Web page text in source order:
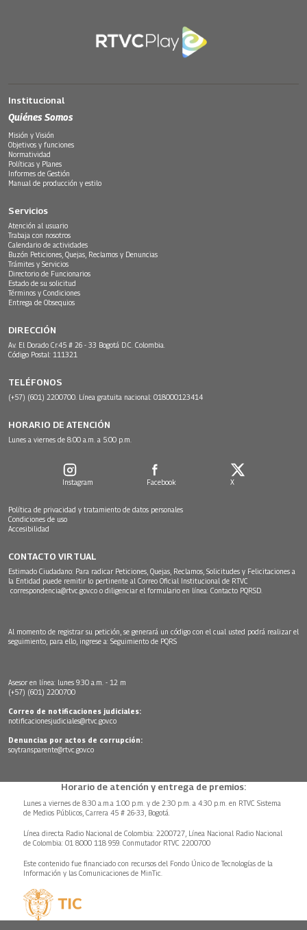
Institucional
Quiénes Somos
Misión y Visión
Objetivos y funciones
Normatividad
Políticas y Planes
Informes de Gestión
Manual de producción y estilo
Servicios
Atención al usuario
Trabaja con nosotros
Calendario de actividades
Buzón Peticiones, Quejas, Reclamos y Denuncias
Trámites y Servicios
Directorio de Funcionarios
Estado de su solicitud
Términos y Condiciones
Entrega de Obsequios
DIRECCIÓN
Av. El Dorado Cr.45 # 26 - 33 Bogotá D.C. Colombia.
Código Postal: 111321
TELÉFONOS
(+57) (601) 2200700. Línea gratuita nacional: 018000123414
HORARIO DE ATENCIÓN
Lunes a viernes de 8:00 a.m. a 5:00 p.m.
Instagram Facebook X
Política de privacidad y tratamiento de datos personales
Condiciones de uso
Accesibilidad
CONTACTO VIRTUAL
Estimado Ciudadano: Para radicar Peticiones, Quejas, Reclamos, Solicitudes y Felicitaciones a
la Entidad puede remitir lo pertinente al Correo Oficial Institucional de RTVC
correspondencia@rtvc.gov.co o diligenciar el formulario en línea: Contacto PQRSD.
Al momento de registrar su petición, se generará un código con el cual usted podrá realizar el
seguimiento, para ello, ingrese a: Seguimiento de PQRS
Asesor en línea: lunes 9:30 a.m. - 12 m
(+57) (601) 2200700
Correo de notificaciones judiciales:
notificacionesjudiciales@rtvc.gov.co
Denuncias por actos de corrupción:
soytransparente@rtvc.gov.co
Horario de atención y entrega de premios:
Lunes a viernes de 8:30 a.m.a 1:00 p.m. y de 2:30 p.m. a 4:30 p.m. en RTVC Sistema
de Medios Públicos, Carrera 45 # 26-33, Bogotá.
Línea directa Radio Nacional de Colombia: 2200727, Línea Nacional Radio Nacional
de Colombia: 01 8000 118 959. Conmutador RTVC 2200700
Este contenido fue financiado con recursos del Fondo Único de Tecnologías de la
Información y las Comunicaciones de MinTic.